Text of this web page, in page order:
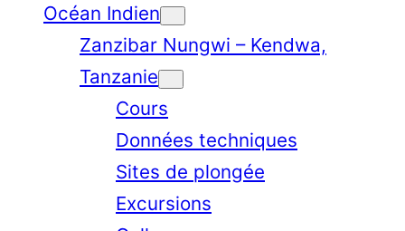
Océan Indien
Zanzibar Nungwi – Kendwa,
Tanzanie
Cours
Données techniques
Sites de plongée
Excursions